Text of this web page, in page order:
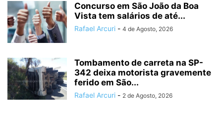
Concurso em São João da Boa
Vista tem salários de até...
Rafael Arcuri - 4 de Agosto, 2026
Tombamento de carreta na SP-
342 deixa motorista gravemente
ferido em São...
Rafael Arcuri - 2 de Agosto, 2026